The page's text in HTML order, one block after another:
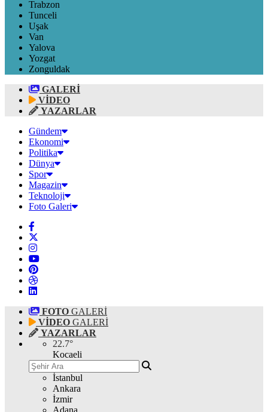
Trabzon
Tunceli
Uşak
Van
Yalova
Yozgat
Zonguldak
GALERİ
VİDEO
YAZARLAR
Gündem
Ekonomi
Politika
Dünya
Spor
Magazin
Teknoloji
Foto Galeri
FOTO GALERİ
VİDEO GALERİ
YAZARLAR
22.7°
Kocaeli
İstanbul
Ankara
İzmir
Adana